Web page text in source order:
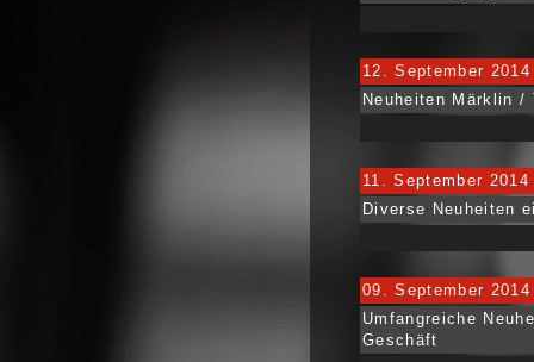
12. September 2014
Neuheiten Märklin /
11. September 2014
Diverse Neuheiten
09. September 2014
Umfangreiche
Geschäft